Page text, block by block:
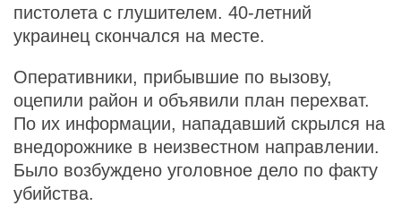
пистолета с глушителем. 40-летний
украинец скончался на месте.
Оперативники, прибывшие по вызову,
оцепили район и объявили план перехват.
По их информации, нападавший скрылся на
внедорожнике в неизвестном направлении.
Было возбуждено уголовное дело по факту
убийства.